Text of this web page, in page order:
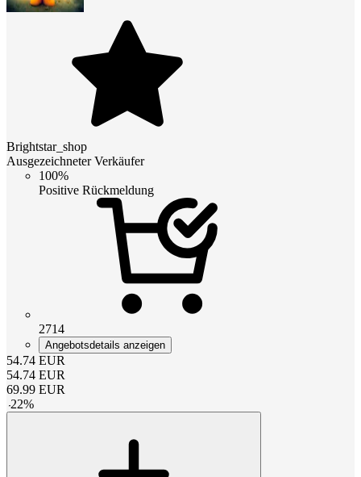
Brightstar_shop
Ausgezeichneter Verkäufer
100%
Positive Rückmeldung
2714
Angebotsdetails anzeigen
54.74 EUR
54.74 EUR
69.99 EUR
-22%